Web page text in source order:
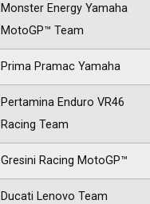
Monster Energy Yamaha
MotoGP™ Team
Prima Pramac Yamaha
Pertamina Enduro VR46
Racing Team
Gresini Racing MotoGP™
Ducati Lenovo Team